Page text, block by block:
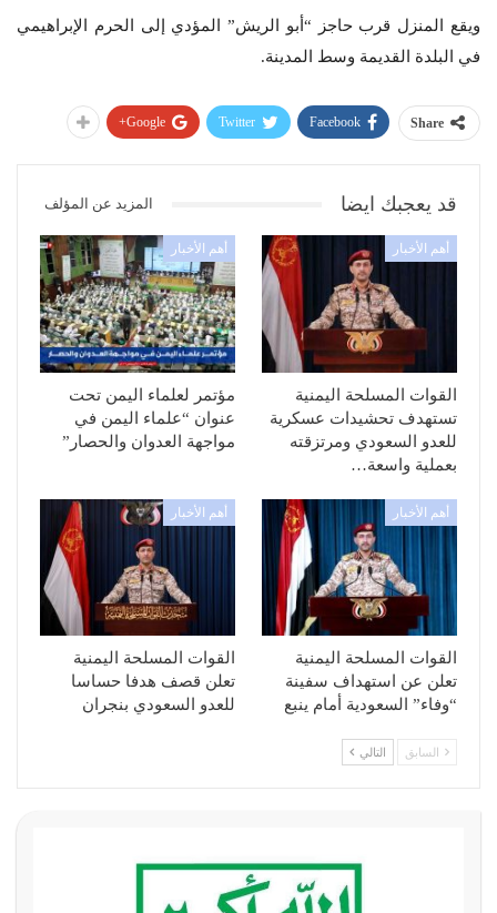
ويقع المنزل قرب حاجز “أبو الريش” المؤدي إلى الحرم الإبراهيمي
في البلدة القديمة وسط المدينة.
Share
Facebook
Twitter
Google+
قد يعجبك ايضا المزيد عن المؤلف
أهم الأخبار
القوات المسلحة اليمنية
تستهدف تحشيدات عسكرية
للعدو السعودي ومرتزقته
بعملية واسعة…
أهم الأخبار
مؤتمر لعلماء اليمن تحت
عنوان “علماء اليمن في
مواجهة العدوان والحصار”
أهم الأخبار
القوات المسلحة اليمنية
تعلن عن استهداف سفينة
“وفاء” السعودية أمام ينبع
أهم الأخبار
القوات المسلحة اليمنية
تعلن قصف هدفا حساسا
للعدو السعودي بنجران
السابق التالي